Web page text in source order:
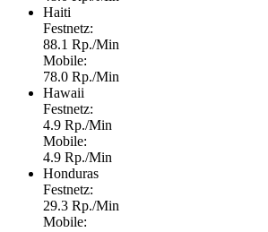
Haiti
Festnetz:
88.1 Rp./Min
Mobile:
78.0 Rp./Min
Hawaii
Festnetz:
4.9 Rp./Min
Mobile:
4.9 Rp./Min
Honduras
Festnetz:
29.3 Rp./Min
Mobile: